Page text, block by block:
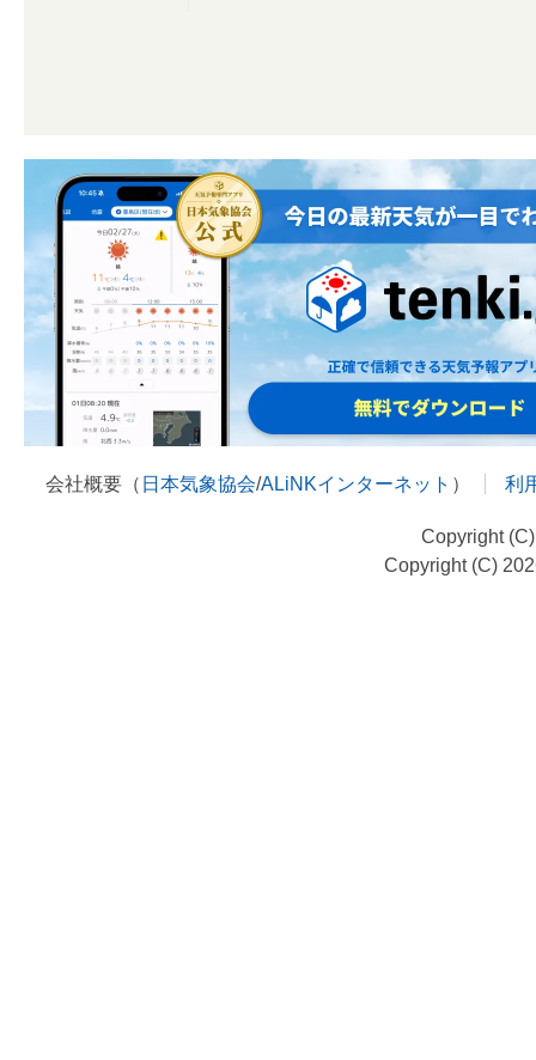
会社概要（ 日本気象協会/ALiNKインターネット ） 利
Copyright
Copyright (C)